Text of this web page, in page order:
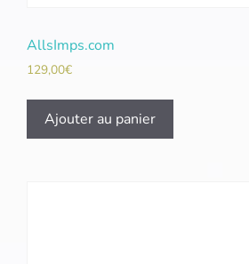
AllsImps.com
129,00€
Ajouter au panier